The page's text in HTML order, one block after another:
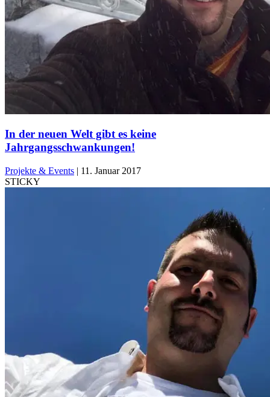
In der neuen Welt gibt es keine
Jahrgangsschwankungen!
Projekte & Events | 11. Januar 2017
STICKY